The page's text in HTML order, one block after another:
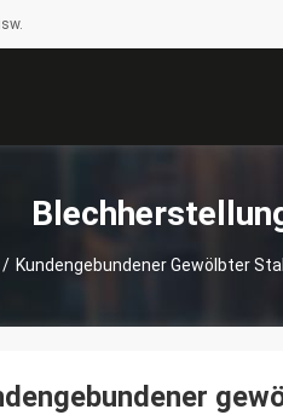
/ Kundengebundener Gewölbter